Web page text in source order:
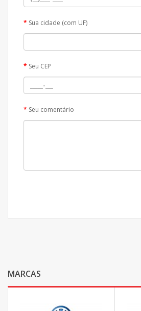
Sua cidade (com UF)
Seu CEP
Seu comentário
MARCAS